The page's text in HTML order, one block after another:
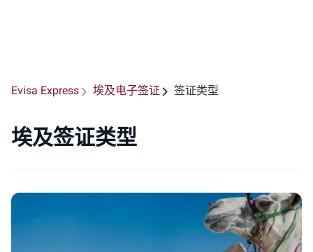
Evisa Express 埃及电子签证 签证类型
埃及签证类型